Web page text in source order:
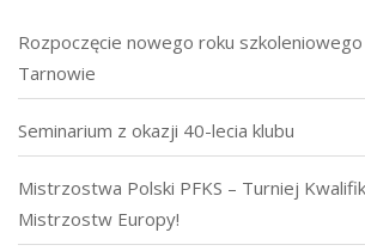
Rozpoczęcie nowego roku
Tarnowie
Seminarium z okazji 40-lecia klubu
Mistrzostwa Polski PFKS – Turniej
Mistrzostw Europy!